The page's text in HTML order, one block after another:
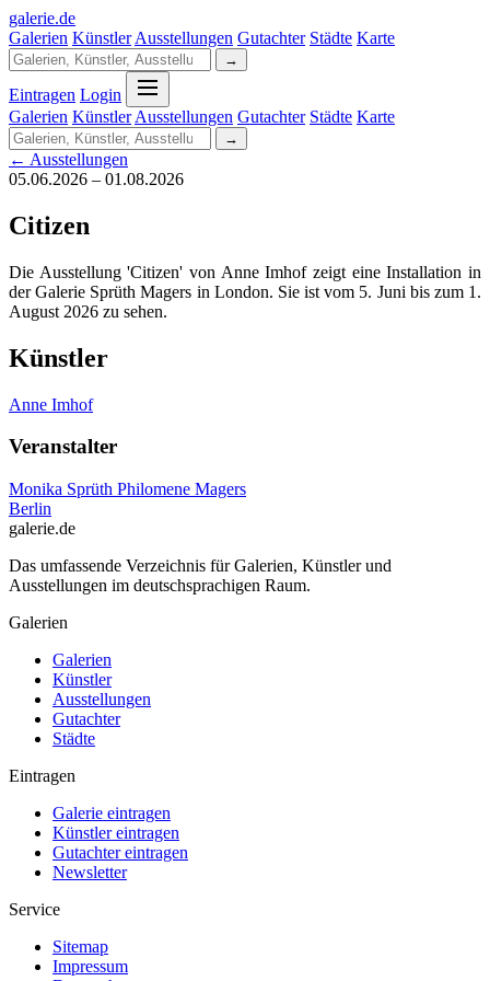
galerie.de
Galerien Künstler Ausstellungen Gutachter Städte Karte
→
Eintragen Login
Galerien Künstler Ausstellungen Gutachter Städte Karte
→
← Ausstellungen
05.06.2026 – 01.08.2026
Citizen
Die Ausstellung 'Citizen' von Anne Imhof zeigt eine Installation in
der Galerie Sprüth Magers in London. Sie ist vom 5. Juni bis zum 1.
August 2026 zu sehen.
Künstler
Anne Imhof
Veranstalter
Monika Sprüth Philomene Magers
Berlin
galerie.de
Das umfassende Verzeichnis für Galerien, Künstler und
Ausstellungen im deutschsprachigen Raum.
Galerien
Galerien
Künstler
Ausstellungen
Gutachter
Städte
Eintragen
Galerie eintragen
Künstler eintragen
Gutachter eintragen
Newsletter
Service
Sitemap
Impressum